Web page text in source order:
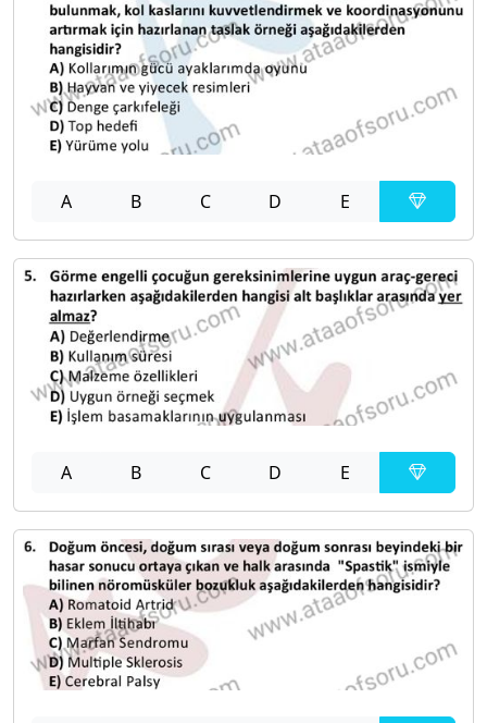
A B C D E
A B C D E